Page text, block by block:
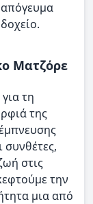
Ματζόρε
τη
της
συνθέτες,
στις
την
μια από